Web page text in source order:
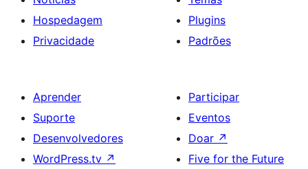
Hospedagem
Privacidade
Plugins
Padrões
Aprender
Suporte
Desenvolvedores
WordPress.tv ↗
Participar
Eventos
Doar ↗
Five for the Future